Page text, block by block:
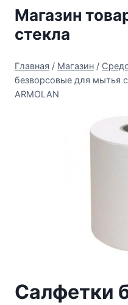
Перейти
содержимому
Магазин
стекла
Главная / Магазин /
безворсовые для мытья
ARMOLAN
Салфетки